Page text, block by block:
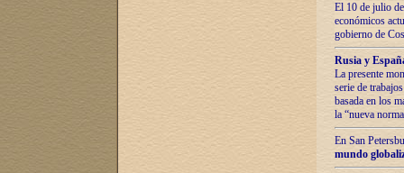
El 10 de julio
económicos
gobierno de
Rusia y
La presente
serie de
basada en los
la “nueva
En San
mundo